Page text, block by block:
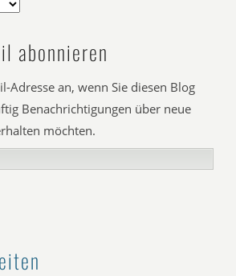
abonnieren
Adresse an, wenn Sie diesen Blog
Benachrichtigungen über neue
möchten.